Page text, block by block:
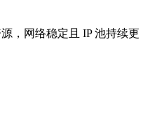
，网络稳定且 IP 池持续更